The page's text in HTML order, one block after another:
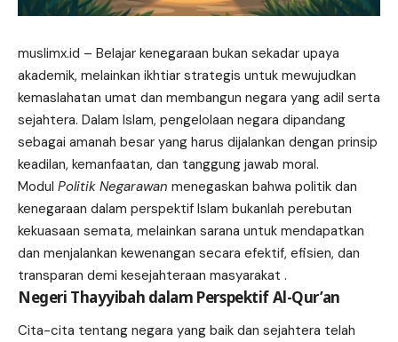
muslimx.id – Belajar kenegaraan bukan sekadar upaya
akademik, melainkan ikhtiar strategis untuk mewujudkan
kemaslahatan umat dan membangun negara yang adil serta
sejahtera. Dalam Islam, pengelolaan negara dipandang
sebagai amanah besar yang harus dijalankan dengan prinsip
keadilan, kemanfaatan, dan tanggung jawab moral.
Modul Politik Negarawan menegaskan bahwa politik dan
kenegaraan dalam perspektif Islam bukanlah perebutan
kekuasaan semata, melainkan sarana untuk mendapatkan
dan menjalankan kewenangan secara efektif, efisien, dan
transparan demi kesejahteraan masyarakat .
Negeri Thayyibah dalam Perspektif Al-Qur’an
Cita-cita tentang negara yang baik dan sejahtera telah